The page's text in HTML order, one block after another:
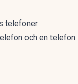
telefoner.
och en telefon